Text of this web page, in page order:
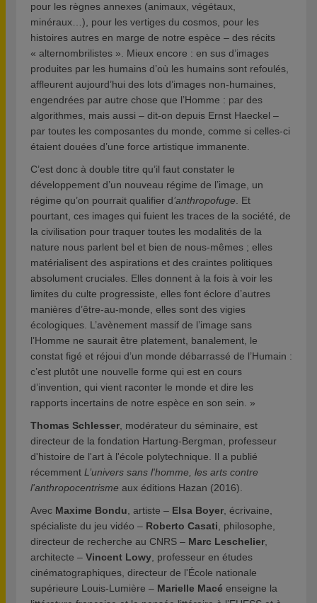
pour les règnes annexes (animaux, végétaux,
minéraux…), pour les vertiges du cosmos, pour les
histoires autres en marge de notre espèce – des récits
« alternombrilistes ». Mieux encore : en sus d’images
produites par les humains d’où les humains sont refoulés,
affleurent aujourd’hui des lots d’images non-humaines,
engendrées par autre chose que l’Homme : par des
algorithmes, mais aussi – dit-on depuis Ernst Haeckel –
par toutes les composantes du monde, comme si celles-ci
étaient douées d’une force artistique immanente.
C’est donc à double titre qu’il faut constater le
développement d’un nouveau régime de l’image, un
régime qu’on pourrait qualifier d’anthropofuge . Et
pourtant, ces images qui fuient les traces de la société, de
la civilisation pour traquer toutes les modalités de la
nature nous parlent bel et bien de nous-mêmes ; elles
matérialisent des aspirations et des craintes politiques
absolument cruciales. Elles donnent à la fois à voir les
limites du culte progressiste, elles font éclore d’autres
manières d’être-au-monde, elles sont des vigies
écologiques. L’avènement massif de l’image sans
l’Homme ne saurait être platement, banalement, le
constat figé et réjoui d’un monde débarrassé de l’Humain :
c’est plutôt une nouvelle forme qui est en cours
d’invention, qui vient raconter le monde et dire les
rapports incertains de notre espèce en son sein. »
Thomas Schlesser , modérateur du séminaire, est
directeur de la fondation Hartung-Bergman, professeur
d'histoire de l'art à l'école polytechnique. Il a publié
récemment L’univers sans l'homme, les arts contre
l'anthropocentrisme aux éditions Hazan (2016).
Avec Maxime Bondu , artiste – Elsa Boyer , écrivaine,
spécialiste du jeu vidéo – Roberto Casati , philosophe,
directeur de recherche au CNRS – Marc Leschelier
architecte – Vincent Lowy , professeur en études
cinématographiques, directeur de l'École nationale
supérieure Louis-Lumière – Marielle Macé enseigne la